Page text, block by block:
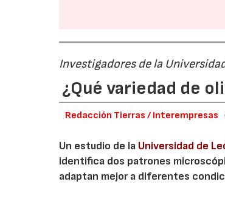
Investigadores de la
¿Qué variedad de
Redacción Tierras / Interempresas
Un estudio de la Universidad de
identifica dos patrones
adaptan mejor a diferentes